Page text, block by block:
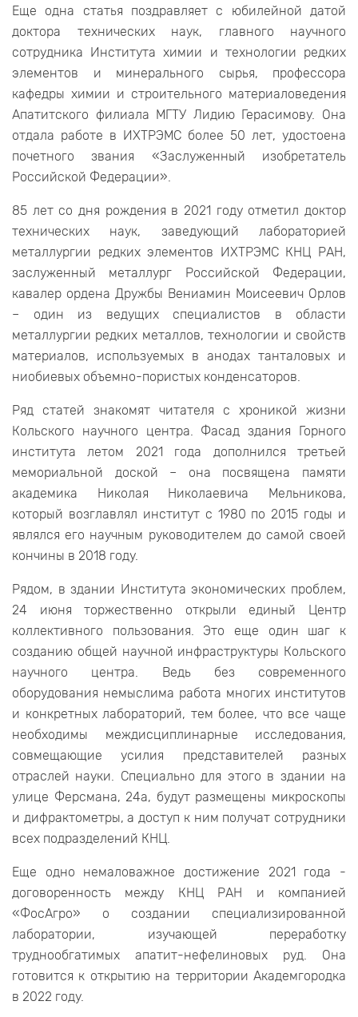
Еще одна статья поздравляет с юбилейной датой
доктора технических наук, главного научного
сотрудника Института химии и технологии редких
элементов и минерального сырья, профессора
кафедры химии и строительного материаловедения
Апатитского филиала МГТУ Лидию Герасимову. Она
отдала работе в ИХТРЭМС более 50 лет, удостоена
почетного звания «Заслуженный изобретатель
Российской Федерации».
85 лет со дня рождения в 2021 году отметил доктор
технических наук, заведующий лабораторией
металлургии редких элементов ИХТРЭМС КНЦ РАН,
заслуженный металлург Российской Федерации,
кавалер ордена Дружбы Вениамин Моисеевич Орлов
– один из ведущих специалистов в области
металлургии редких металлов, технологии и свойств
материалов, используемых в анодах танталовых и
ниобиевых объемно-пористых конденсаторов.
Ряд статей знакомят читателя с хроникой жизни
Кольского научного центра. Фасад здания Горного
института летом 2021 года дополнился третьей
мемориальной доской – она посвящена памяти
академика Николая Николаевича Мельникова,
который возглавлял институт с 1980 по 2015 годы и
являлся его научным руководителем до самой своей
кончины в 2018 году.
Рядом, в здании Института экономических проблем,
24 июня торжественно открыли единый Центр
коллективного пользования. Это еще один шаг к
созданию общей научной инфраструктуры Кольского
научного центра. Ведь без современного
оборудования немыслима работа многих институтов
и конкретных лабораторий, тем более, что все чаще
необходимы междисциплинарные исследования,
совмещающие усилия представителей разных
отраслей науки. Специально для этого в здании на
улице Ферсмана, 24а, будут размещены микроскопы
и дифрактометры, а доступ к ним получат сотрудники
всех подразделений КНЦ.
Еще одно немаловажное достижение 2021 года -
договоренность между КНЦ РАН и компанией
«ФосАгро» о создании специализированной
лаборатории, изучающей переработку
труднообгатимых апатит-нефелиновых руд. Она
готовится к открытию на территории Академгородка
в 2022 году.